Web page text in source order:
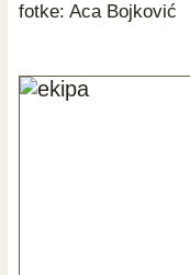
fotke: Aca Bojković